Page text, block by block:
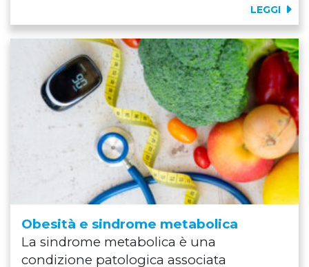
LEGGI
Obesità e sindrome metabolica
La sindrome metabolica è una
condizione patologica associata